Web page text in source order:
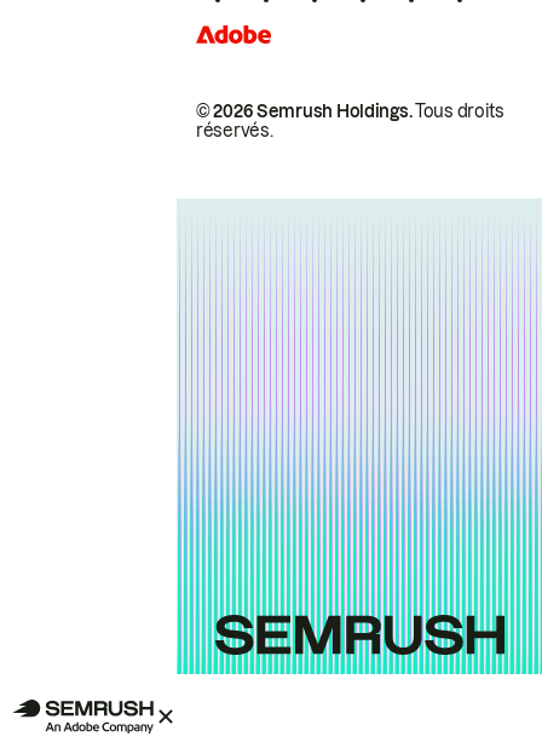
© 2026 Semrush Holdings.Tous droits
réservés.